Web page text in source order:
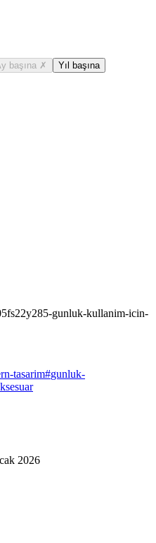
başına ✗ Yıl başına
gunluk-kullanim-icin-
tasarim#gunluk-
2026